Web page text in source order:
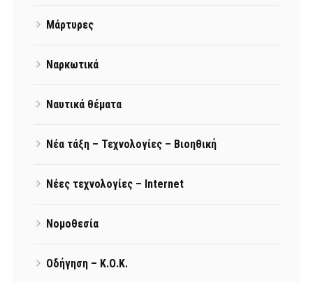
Μάρτυρες
Ναρκωτικά
Ναυτικά θέματα
Νέα τάξη – Τεχνολογίες – Βιοηθική
Νέες τεχνολογίες – Internet
Νομοθεσία
Οδήγηση – Κ.Ο.Κ.